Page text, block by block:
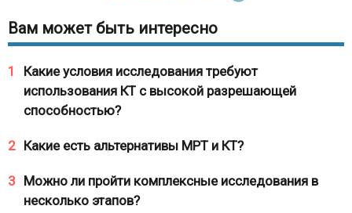
Вам может быть интересно
1
Какие условия исследования требуют
использования КТ с высокой разрешающей
способностью?
2 Какие есть альтернативы МРТ и КТ?
3
Можно ли пройти комплексные исследования в
несколько этапов?